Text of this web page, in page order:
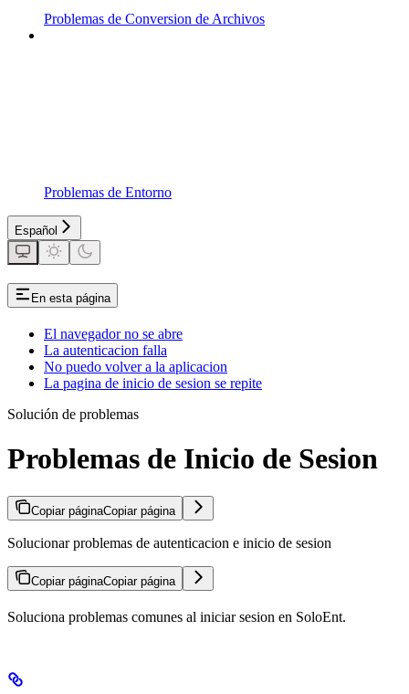
Problemas de Conversion de Archivos
Problemas de Entorno
Español
En esta página
El navegador no se abre
La autenticacion falla
No puedo volver a la aplicacion
La pagina de inicio de sesion se repite
Solución de problemas
Problemas de Inicio de Sesion
Copiar páginaCopiar página
Solucionar problemas de autenticacion e inicio de sesion
Copiar páginaCopiar página
Soluciona problemas comunes al iniciar sesion en SoloEnt.